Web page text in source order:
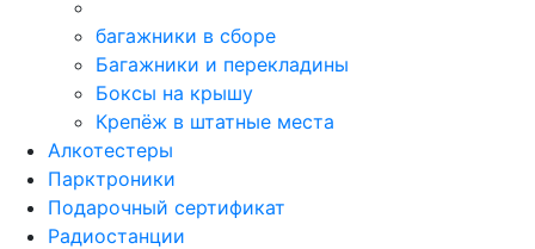
багажники в сборе
Багажники и перекладины
Боксы на крышу
Крепёж в штатные места
Алкотестеры
Парктроники
Подарочный сертификат
Радиостанции